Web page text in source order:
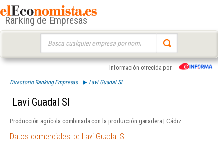
Ranking de Empresas
Información ofrecida por
Directorio Ranking Empresas Lavi Guadal Sl
Lavi Guadal Sl
Producción agrícola combinada con la producción ganadera | Cádiz
Datos comerciales de Lavi Guadal Sl